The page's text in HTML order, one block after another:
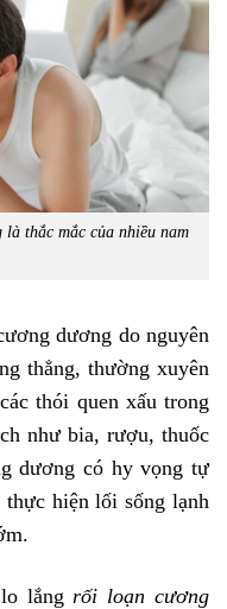
thắc mắc của nhiều nam
dương do nguyên
thẳng, thường xuyên
thói quen xấu trong
như bia, rượu, thuốc
dương có hy vọng tự
hiện lối sống lạnh
lắng rối loạn cương